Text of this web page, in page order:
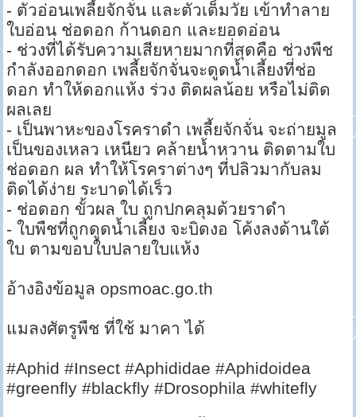
- ตัวอ่อนเพลี้ยจักจั่น และตัวเต็มวัย เข้าทำลาย
ใบอ่อน ช่อดอก ก้านดอก และยอดอ่อน
- ช่วงที่ได้รับความเสียหายมากที่สุดคือ ช่วงพืช
กำลังออกดอก เพลี้ยจักจั่นจะดูดน้ำเลี้ยงที่ช่อ
ดอก ทำให้ดอกแห้ง ร่วง ติดผลน้อย หรือไม่ติด
ผลเลย
- เป็นพาหะของโรคราดำ เพลี้ยจักจั่น จะถ่ายมูล
เป็นของเหลว เหนียว คล้ายน้ำหวาน ติดตามใบ
ช่อดอก ผล ทำให้โรคราต่างๆ ที่ปลิวมากับลม
ติดได้ง่าย ระบาดได้เร็ว
- ช่อดอก ขั้วผล ใบ ถูกปกคลุมด้วยราดำ
- ใบพืชที่ถูกดูดน้ำเลี้ยง จะบิดงอ โค้งลงด้านใต้
ใบ ตามขอบใบปลายใบแห้ง
อ้างอิงข้อมูล opsmoac.go.th
แมลงศัตรูพืช ที่ใช้ มาคา ได้
#Aphid #Insect #Aphididae #Aphidoidea
#greenfly #blackfly #Drosophila #whitefly